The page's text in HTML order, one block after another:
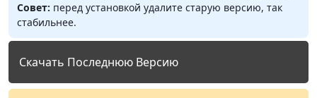
Совет: перед установкой удалите старую версию, так
стабильнее.
Скачать Последнюю Версию